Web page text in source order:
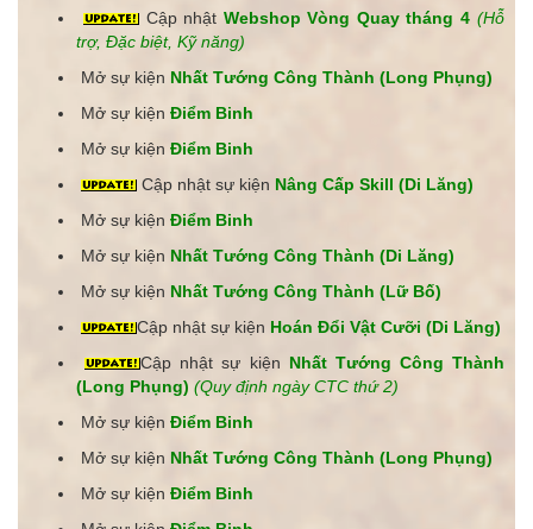
Cập nhật Webshop Vòng Quay tháng 4 (Hỗ
trợ, Đặc biệt, Kỹ năng)
Mở sự kiện Nhất Tướng Công Thành (Long Phụng)
Mở sự kiệnĐiểm Binh
Mở sự kiệnĐiểm Binh
Cập nhật sự kiện Nâng Cấp Skill (Di Lăng)
Mở sự kiệnĐiểm Binh
Mở sự kiện Nhất Tướng Công Thành (Di Lăng)
Mở sự kiện Nhất Tướng Công Thành (Lữ Bố)
Cập nhật sự kiện Hoán Đổi Vật Cưỡi (Di Lăng)
Cập nhậtsự kiện Nhất Tướng Công Thành
(Long Phụng)(Quy định ngày CTC thứ 2)
Mở sự kiệnĐiểm Binh
Mở sự kiện Nhất Tướng Công Thành (Long Phụng)
Mở sự kiệnĐiểm Binh